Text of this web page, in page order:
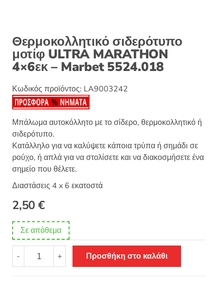
Θερμοκολλητικό σιδερότυπο
μοτίφ ULTRA MARATHON
4×6εκ – Marbet 5524.018
Κωδικός προϊόντος: LA9003242
Μπάλωμα αυτοκόλλητο με το σίδερο, θερμοκολλητικό ή
σιδερότυπο.
Κατάλληλο για να καλύψετε κάποια τρύπα ή σημάδι σε
ρούχο, ή απλά για να στολίσετε και να διακοσμήσετε ένα
σημείο που θέλετε.
Διαστάσεις 4 x 6 εκατοστά
2,50€
Σε απόθεμα
-
Θερμοκολλητικό
σιδερότυπο
+ Προσθήκη στο καλάθι